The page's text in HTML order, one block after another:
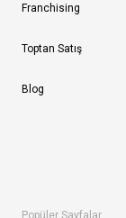
Franchising
Toptan Satış
Blog
Popüler Sayfalar